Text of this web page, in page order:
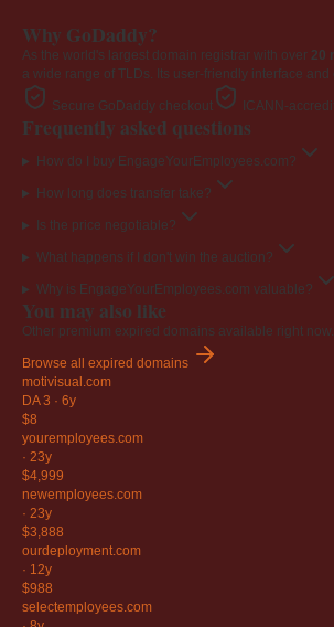
Why GoDaddy?
As the world's largest domain registrar with over 20
a wide range of TLDs. Its user-friendly interface
Secure GoDaddy checkout ICANN-
Frequently asked questions
How do I buy EngageYourEmployees.com?
How long does transfer take?
Is the price negotiable?
What happens if I don't win the auction?
Why is EngageYourEmployees.com valuable?
You may also like
Other premium expired domains available right now.
Browse all expired domains
motivisual .com
DA 3 · 6y
$8
youremployees.com
· 23y
$4,999
newemployees.com
· 23y
$3,888
ourdeployment.com
· 12y
$988
selectemployees.com